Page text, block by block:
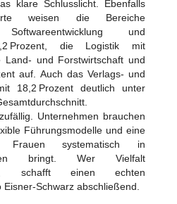
klare Schlusslicht. Ebenfalls
weisen die Bereiche
Softwareentwicklung und
Prozent, die Logistik mit
Land‑ und Forstwirtschaft und
auf. Auch das Verlags‑ und
18,2 Prozent deutlich unter
Unternehmen brauchen
Führungsmodelle und eine
Frauen systematisch in
bringt. Wer Vielfalt
schafft einen echten
Schwarz abschließend.